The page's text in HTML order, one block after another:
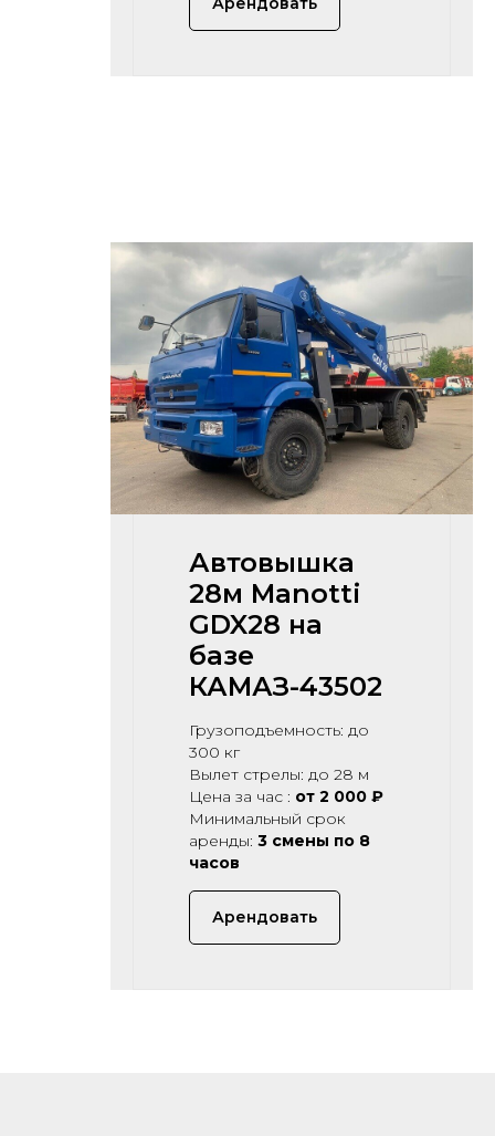
Автовышка
28м Manotti
GDX28 на
базе
КАМАЗ-43502
Грузоподъемность: до
300 кг
Вылет стрелы: до 28 м
Цена за час : от 2 000 ₽
Минимальный срок
аренды: 3 смены по 8
часов
Арендовать